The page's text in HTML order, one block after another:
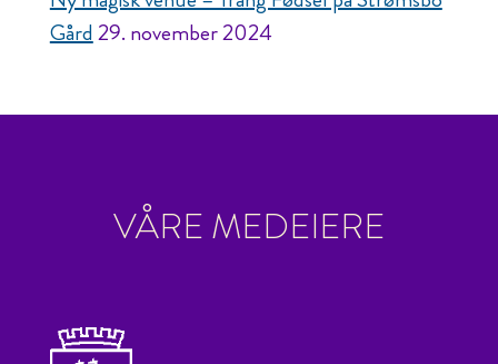
Gård29. november 2024
VÅRE MEDEIERE